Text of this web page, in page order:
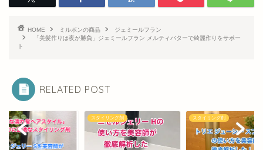
HOME ミルボンの商品
ジェミールフラン
「美髪作りは夜が勝負」ジェミールフラン メルティバターで綺麗作りをサポー
ト
RELATED POST
リング剤 スタイリング剤 スタイリング剤